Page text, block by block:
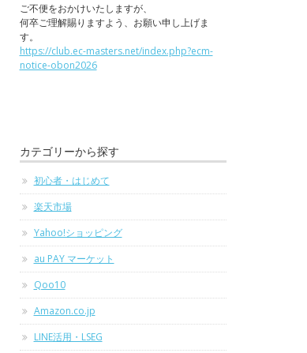
ご不便をおかけいたしますが、
何卒ご理解賜りますよう、お願い申し上げま
す。
https://club.ec-masters.net/index.php?ecm-
notice-obon2026
カテゴリーから探す
初心者・はじめて
楽天市場
Yahoo!ショッピング
au PAY マーケット
Qoo10
Amazon.co.jp
LINE活用・LSEG